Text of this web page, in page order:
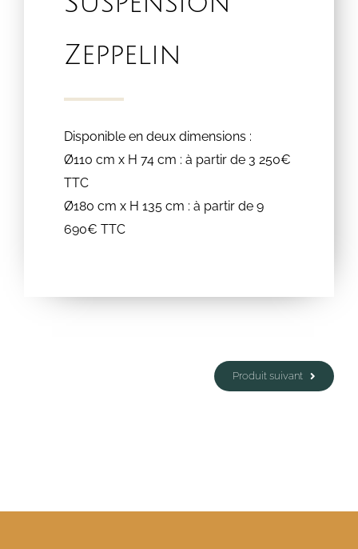
Zeppelin
Disponible en deux dimensions :
Ø110 cm x H 74 cm : à partir de 3 250€
TTC
Ø180 cm x H 135 cm : à partir de 9
690€ TTC
Produit suivant